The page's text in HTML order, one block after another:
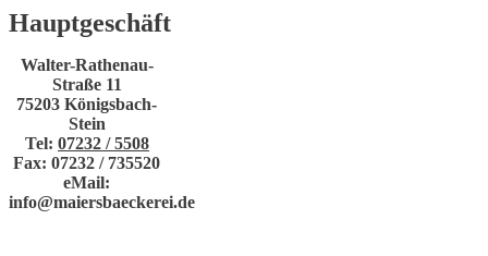
Hauptgeschäft
Walter-Rathenau-
Straße 11
75203 Königsbach-
Stein
Tel: 07232 / 5508
Fax: 07232 / 735520
eMail:
info@maiersbaeckerei.de